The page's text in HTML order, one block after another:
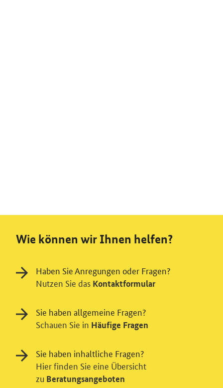
Wie können wir Ihnen helfen?
Haben Sie Anregungen oder Fragen?
Nutzen Sie das Kontaktformular
Sie haben allgemeine Fragen?
Schauen Sie in Häufige Fragen
Sie haben inhaltliche Fragen?
Hier finden Sie eine Übersicht
zu Beratungsangeboten